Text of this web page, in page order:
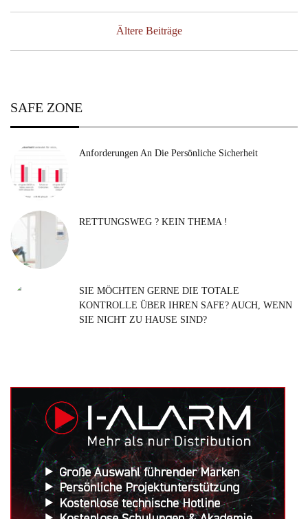
Ältere Beiträge
SAFE ZONE
Anforderungen An Die Persönliche Sicherheit
RETTUNGSWEG ? KEIN THEMA !
SIE MÖCHTEN GERNE DIE TOTALE
KONTROLLE ÜBER IHREN SAFE? AUCH, WENN
SIE NICHT ZU HAUSE SIND?